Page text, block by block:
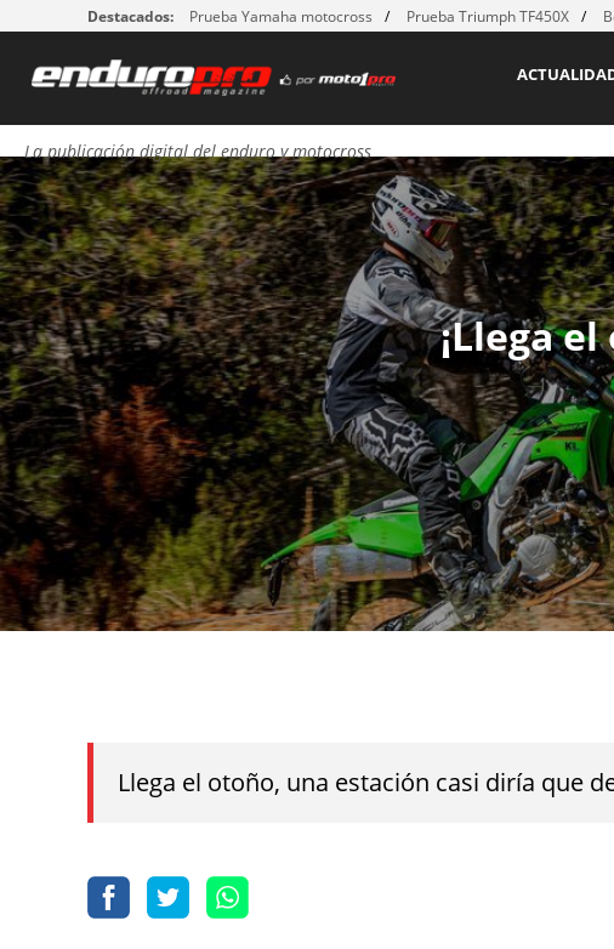
Destacados: Prueba Yamaha motocross Prueba Triumph TF450X
La publicación digital del enduro y motocross
ma
¡Llega
Llega el otoño, una estación casi diría que